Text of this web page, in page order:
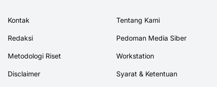
Kontak Tentang Kami
Redaksi Pedoman Media Siber
Metodologi Riset Workstation
Disclaimer Syarat & Ketentuan